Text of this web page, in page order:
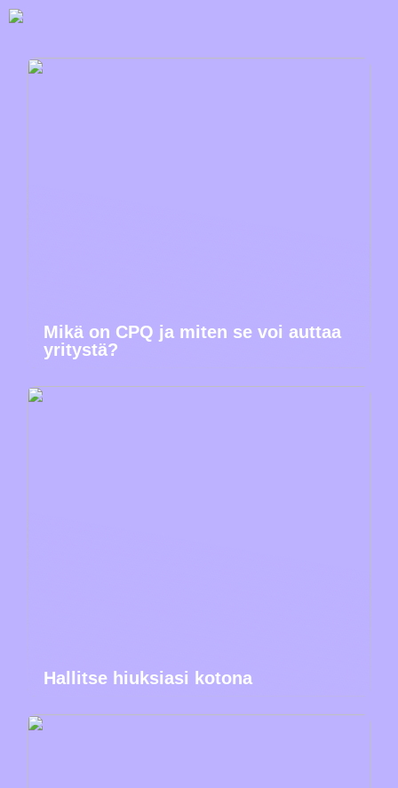
Mikä on CPQ ja miten se voi auttaa
yritystä?
Hallitse hiuksiasi kotona